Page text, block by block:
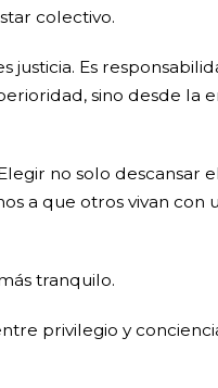
colectivo.
justicia. Es
sino desde
no solo
a que otros vivan con
tranquilo.
privilegio y